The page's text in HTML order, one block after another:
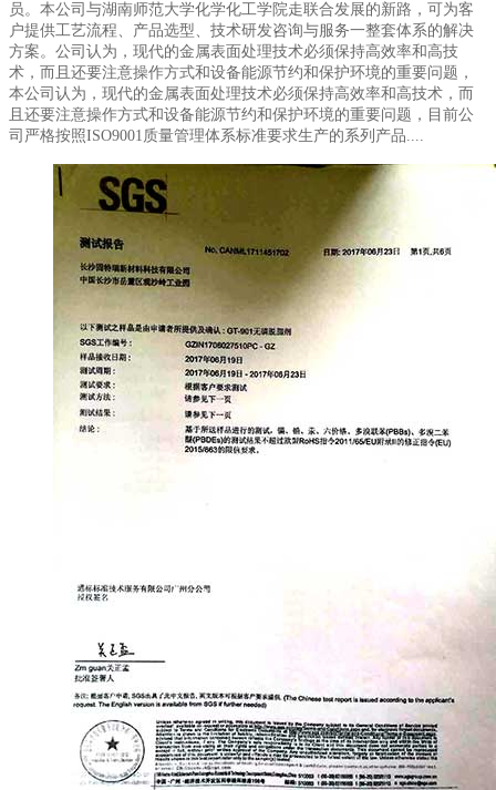
员。本公司与湖南师范大学化学化工学院走联合发展的新路，可为客
户提供工艺流程、产品选型、技术研发咨询与服务一整套体系的解决
方案。公司认为，现代的金属表面处理技术必须保持高效率和高技
术，而且还要注意操作方式和设备能源节约和保护环境的重要问题，
本公司认为，现代的金属表面处理技术必须保持高效率和高技术，而
且还要注意操作方式和设备能源节约和保护环境的重要问题，目前公
司严格按照ISO9001质量管理体系标准要求生产的系列产品....